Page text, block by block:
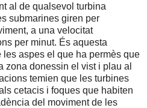
al de qualsevol turbina
submarines giren per
a una velocitat
per minut. És aquesta
aspes el que ha permès que
zona donessin el vist i plau al
temien que les turbines
cetacis i foques que habiten
del moviment de les